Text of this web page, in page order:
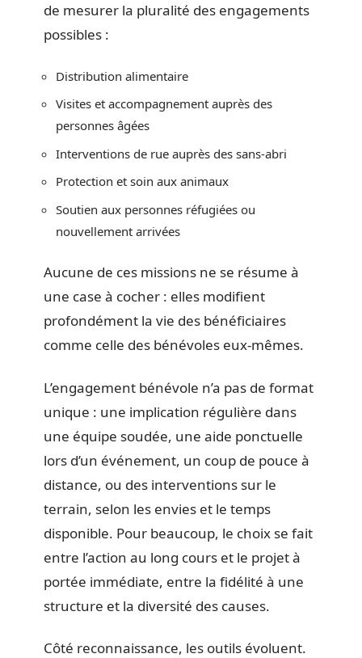
de mesurer la pluralité des engagements
possibles :
Distribution alimentaire
Visites et accompagnement auprès des
personnes âgées
Interventions de rue auprès des sans-abri
Protection et soin aux animaux
Soutien aux personnes réfugiées ou
nouvellement arrivées
Aucune de ces missions ne se résume à
une case à cocher : elles modifient
profondément la vie des bénéficiaires
comme celle des bénévoles eux-mêmes.
L’engagement bénévole n’a pas de format
unique : une implication régulière dans
une équipe soudée, une aide ponctuelle
lors d’un événement, un coup de pouce à
distance, ou des interventions sur le
terrain, selon les envies et le temps
disponible. Pour beaucoup, le choix se fait
entre l’action au long cours et le projet à
portée immédiate, entre la fidélité à une
structure et la diversité des causes.
Côté reconnaissance, les outils évoluent.